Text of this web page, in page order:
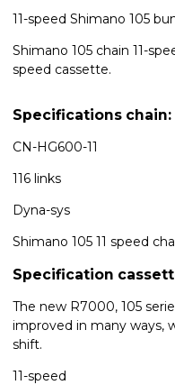
11-speed Shimano 105
Shimano 105 chain 11-
speed​ cassette.
Specifications chain:
CN-HG600-11
116 links
Dyna-sys
Shimano 105 11 speed
Specification
The new R7000, 105
improved in many ways,
shift.
11-speed